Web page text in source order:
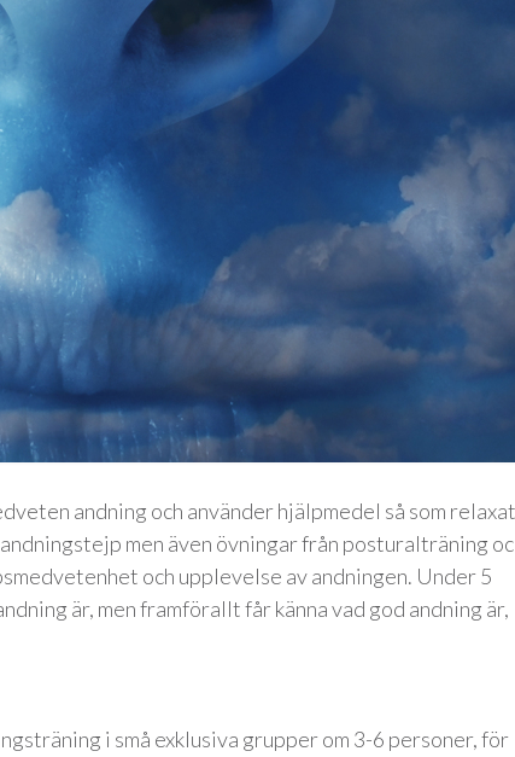
andning och använder hjälpmedel så som
men även övningar från posturalträning
och upplevelse av andningen. Under 5
är, men framförallt får känna vad god andning är,
i små exklusiva grupper om 3-6 personer, för